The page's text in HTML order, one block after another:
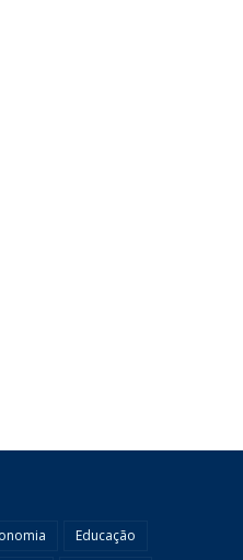
Educação